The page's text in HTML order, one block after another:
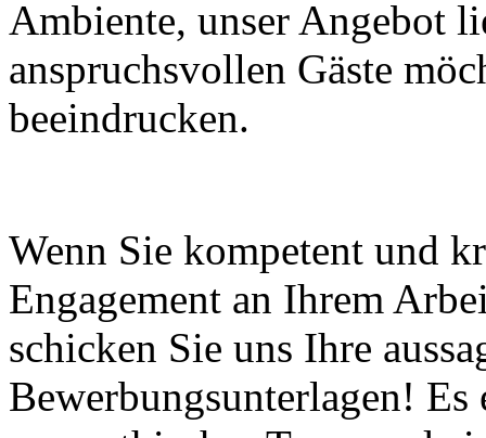
Ambiente, unser Angebot
anspruchsvollen Gäste
beeindrucken.
Wenn Sie kompetent und
Engagement an Ihrem
schicken Sie uns Ihre
Bewerbungsunterlagen!